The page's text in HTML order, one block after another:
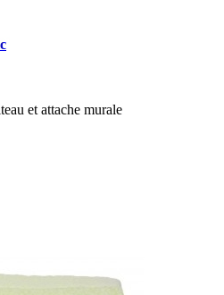
et attache murale